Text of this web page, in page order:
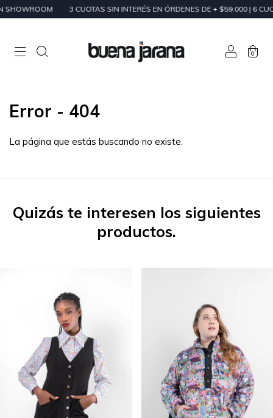
3 CUOTAS SIN INTERÉS EN ÓRDENES DE + $59.000 | 6 CUOTAS
0
Error - 404
La página que estás buscando no existe.
Quizás te interesen los siguientes
productos.